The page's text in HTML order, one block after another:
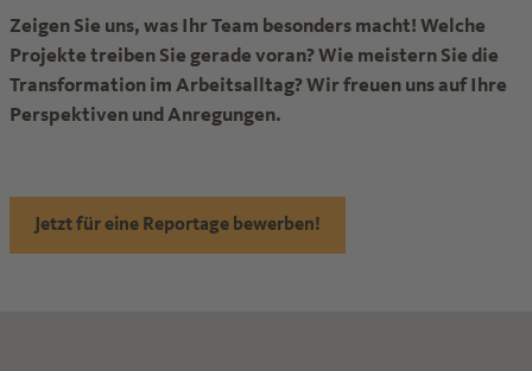
Zeigen Sie uns, was Ihr Team besonders macht! Welche
Projekte treiben Sie gerade voran? Wie meistern Sie die
Transformation im Arbeitsalltag? Wir freuen uns auf Ihre
Perspektiven und Anregungen.
Jetzt für eine Reportage bewerben!